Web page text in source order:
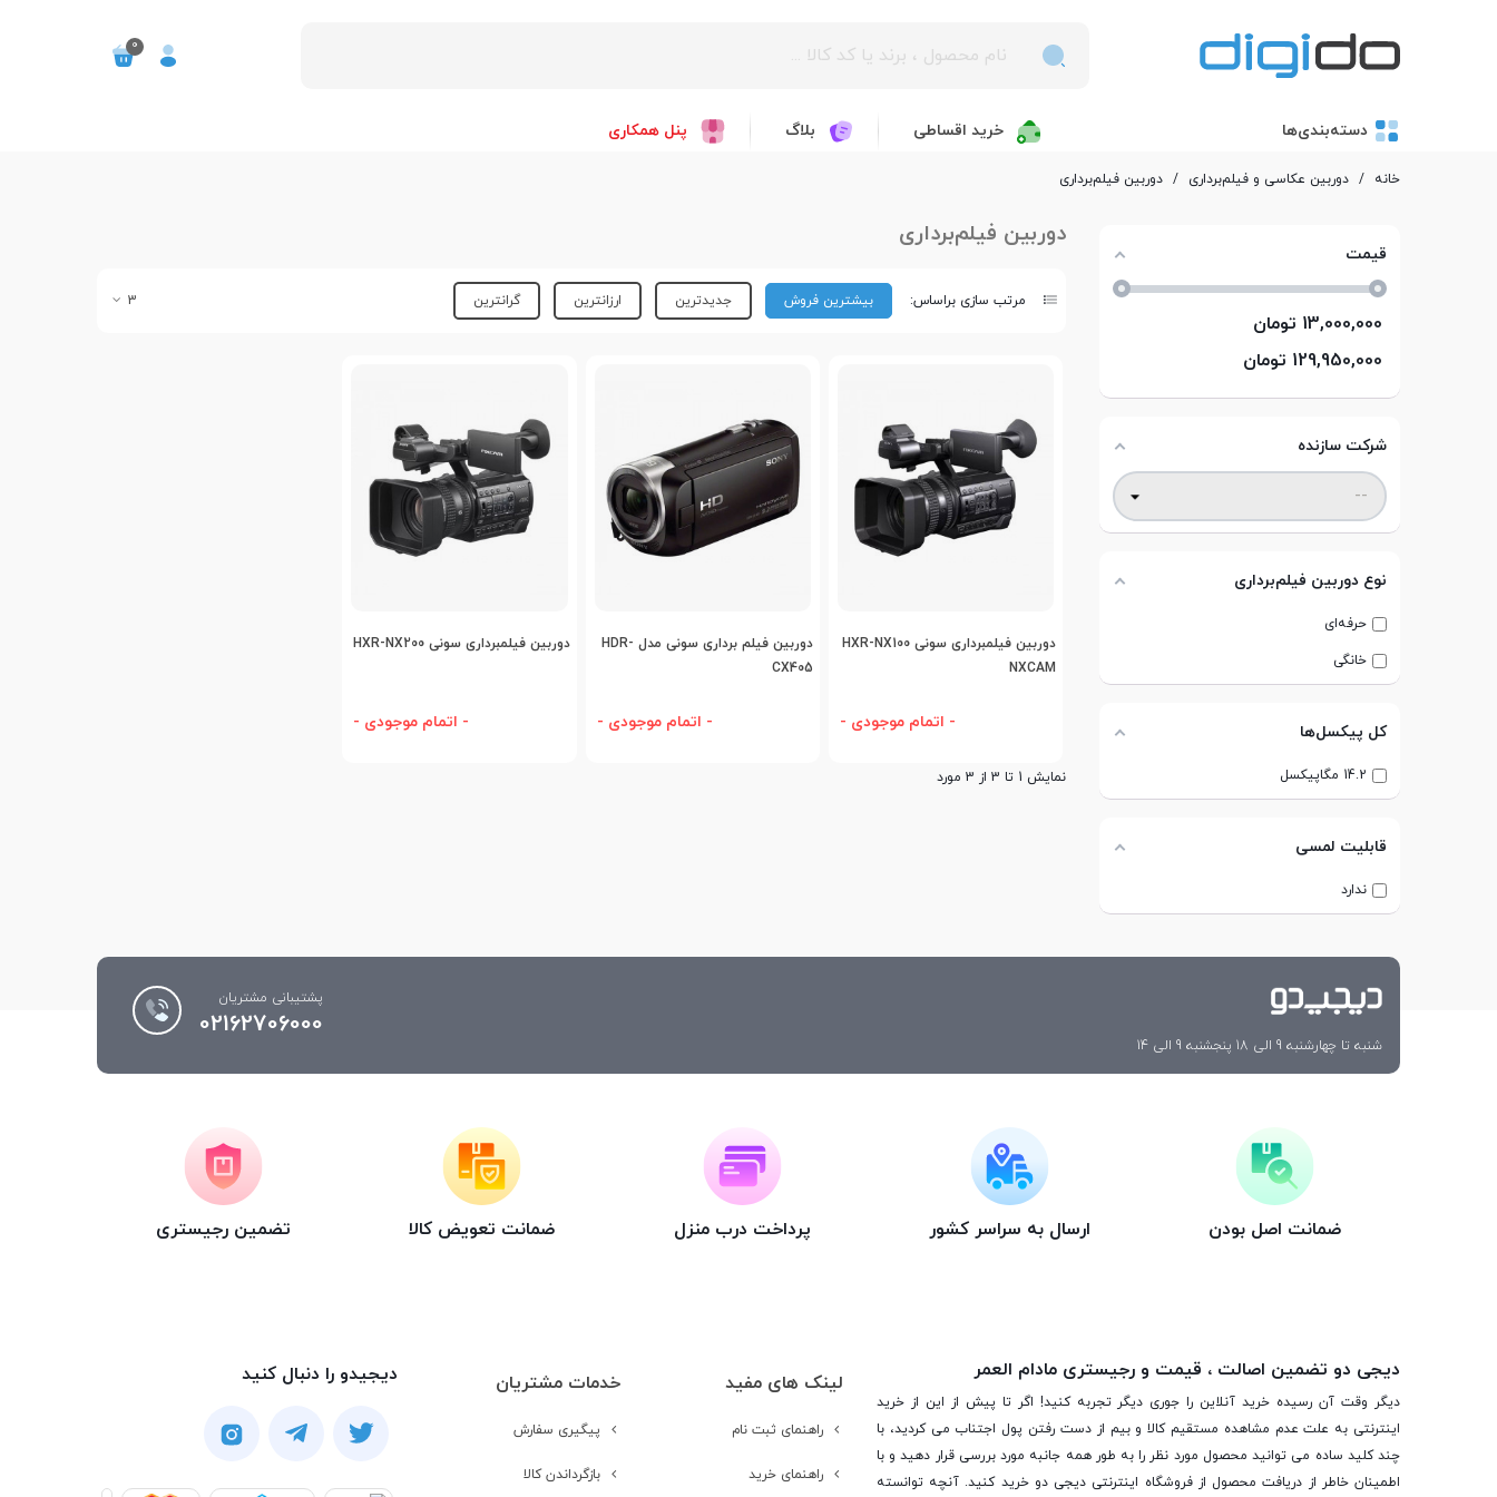
0
دسته‌بندی‌ها خرید اقساطی بلاگ پنل همکاری
خانه / دوربین عکاسی و فیلم‌برداری / دوربین فیلم‌برداری
قیمت
13,000,000 تومان
129,950,000 تومان
شرکت سازنده
نوع دوربین فیلم‌برداری
حرفه‌ای
خانگی
کل پیکسل‌ها
14.2 مگاپیکسل
قابلیت لمسی
ندارد
دوربین فیلم‌برداری
مرتب سازی براساس: بیشترین فروش جدیدترین ارزانترین گرانترین 3
اضافه به مقایسهدوربین فیلمبرداری سونی HXR-NX100
NXCAM
- اتمام موجودی -
اضافه به مقایسه
دوربین فیلم برداری سونی مدل HDR-
CX405
- اتمام موجودی -
اضافه به مقایسه
دوربین فیلمبرداری سونی HXR-NX200
- اتمام موجودی -
نمایش 1 تا 3 از 3 مورد
شنبه تا چهارشنبه 9 الی 18 پنجشنبه 9 الی 14
پشتیبانی مشتریان
02162706000
ضمانت اصل بودن ارسال به سراسر کشور پرداخت درب منزل ضمانت تعویض کالا تضمین رجیستری
دیجی دو تضمین اصالت ، قیمت و رجیستری مادام العمر
دیگر وقت آن رسیده خرید آنلاین را جوری دیگر تجربه کنید! اگر تا پیش از این از خرید
اینترنتی به علت عدم مشاهده مستقیم کالا و بیم از دست رفتن پول اجتناب می کردید، با
چند کلید ساده می توانید محصول مورد نظر را به طور همه جانبه مورد بررسی قرار دهید و با
اطمینان خاطر از دریافت محصول از فروشگاه اینترنتی دیجی دو خرید کنید. آنچه توانسته
لینک های مفید
راهنمای ثبت نام
راهنمای خرید
خدمات مشتریان
پیگیری سفارش
بازگرداندن کالا
دیجیدو را دنبال کنید